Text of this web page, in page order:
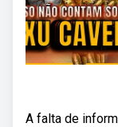
A falta de